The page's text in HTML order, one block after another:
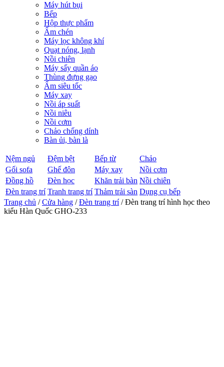
Máy hút bụi
Bếp
Hộp thực phẩm
Ấm chén
Máy lọc không khí
Quạt nóng, lạnh
Nồi chiên
Máy sấy quần áo
Thùng đựng gạo
Ấm siêu tốc
Máy xay
Nồi áp suất
Nồi niêu
Nồi cơm
Chảo chống dính
Bàn ủi, bàn là
Nệm ngủ Đệm bệt Bếp từ
Chảo
Gối sofa
Ghế đôn Máy xay
Nồi cơm
Đồng hồ
Đèn học Khăn trải bàn Nồi chiên
Đèn trang trí Tranh trang trí Thảm trải sàn Dụng cụ bếp
Trang chủ /Cửa hàng /Đèn trang trí/ Đèn trang trí hình học theo
kiểu Hàn Quốc GHO-233